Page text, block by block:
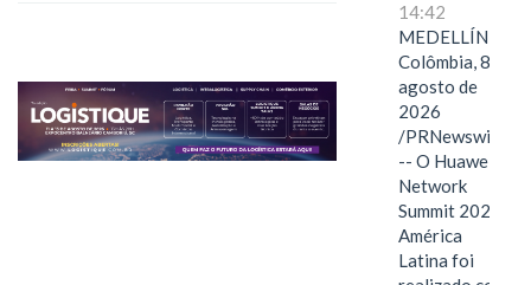
14:42
MEDELLÍN,
Colômbia, 8 de
agosto de
2026
/PRNewswire/
-- O Huawei
Network
Summit 2026
América
Latina foi